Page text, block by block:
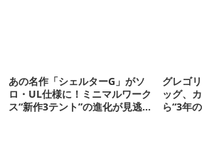
あの名作「シェルターG」がソ
ロ・UL仕様に！ミニマルワーク
ス“新作3テント”の進化が見逃せ
グレゴ
ッグ、
ら“3年